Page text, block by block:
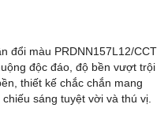
đổi màu PRDNN157L12/CCT
độc đáo, độ bền vượt trội
thiết kế chắc chắn mang
sáng tuyệt vời và thú vị.